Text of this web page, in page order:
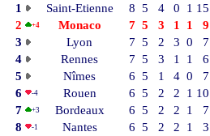
1
Saint-Etienne 8 5 4 0 1 15
2
+4 Monaco 7 5 3 1 1 9
3
Lyon 7 5 2 3 0 7
4
Rennes 7 5 3 1 1 6
5
Nîmes 6 5 1 4 0 7
6
-4 Rouen 6 5 2 2 1 10
7
+3 Bordeaux 6 5 2 2 1 7
8
-1 Nantes 6 5 2 2 1 3